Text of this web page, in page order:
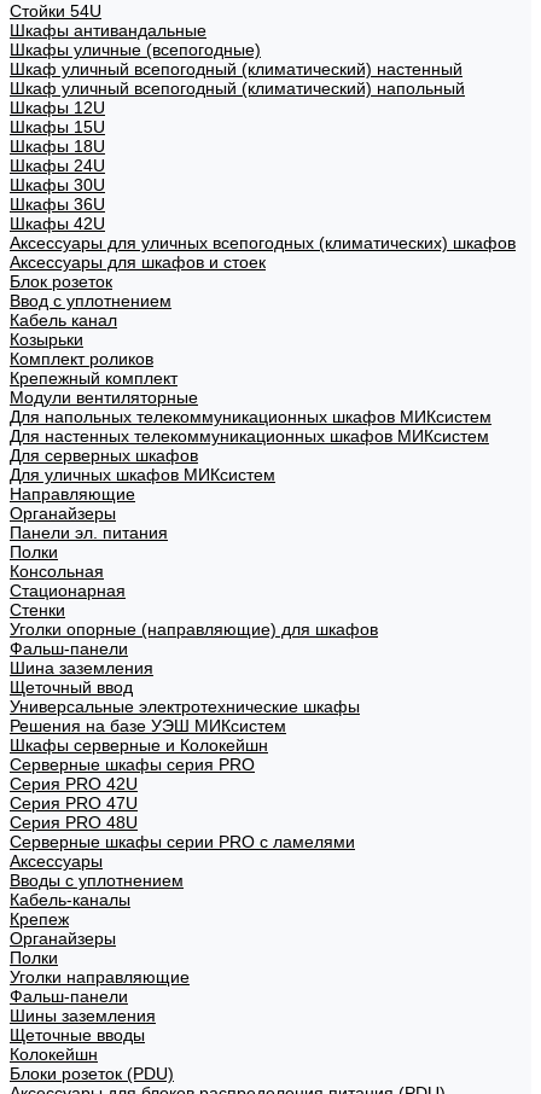
Стойки 54U
Шкафы антивандальные
Шкафы уличные (всепогодные)
Шкаф уличный всепогодный (климатический) настенный
Шкаф уличный всепогодный (климатический) напольный
Шкафы 12U
Шкафы 15U
Шкафы 18U
Шкафы 24U
Шкафы 30U
Шкафы 36U
Шкафы 42U
Аксессуары для уличных всепогодных (климатических) шкафов
Аксессуары для шкафов и стоек
Блок розеток
Ввод с уплотнением
Кабель канал
Козырьки
Комплект роликов
Крепежный комплект
Модули вентиляторные
Для напольных телекоммуникационных шкафов МИКсистем
Для настенных телекоммуникационных шкафов МИКсистем
Для серверных шкафов
Для уличных шкафов МИКсистем
Направляющие
Органайзеры
Панели эл. питания
Полки
Консольная
Стационарная
Стенки
Уголки опорные (направляющие) для шкафов
Фальш-панели
Шина заземления
Щеточный ввод
Универсальные электротехнические шкафы
Решения на базе УЭШ МИКсистем
Шкафы серверные и Колокейшн
Серверные шкафы серия PRO
Серия PRO 42U
Серия PRO 47U
Серия PRO 48U
Серверные шкафы серии PRO с ламелями
Аксессуары
Вводы с уплотнением
Кабель-каналы
Крепеж
Органайзеры
Полки
Уголки направляющие
Фальш-панели
Шины заземления
Щеточные вводы
Колокейшн
Блоки розеток (PDU)